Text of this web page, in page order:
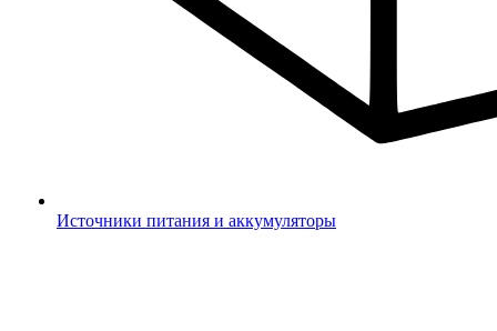
Источники питания и аккумуляторы